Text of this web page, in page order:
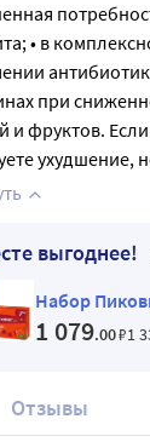
• в
при
и фруктов.
ухудшение,
выгоднее!
Набор
1 079.00₽1
Отзывы